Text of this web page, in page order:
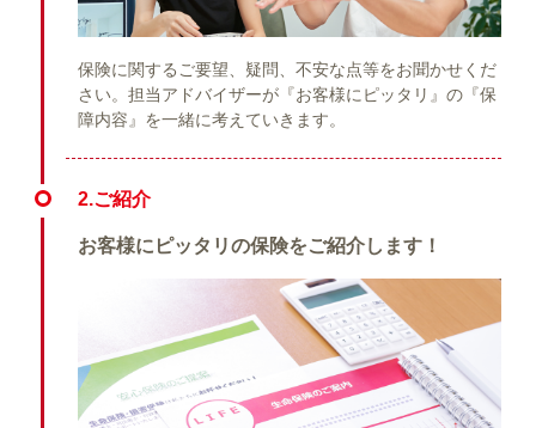
保険に関するご要望、疑問、不安な点等をお聞かせくだ
さい。担当アドバイザーが『お客様にピッタリ』の『保
障内容』を一緒に考えていきます。
2.ご紹介
お客様にピッタリの保険をご紹介します！